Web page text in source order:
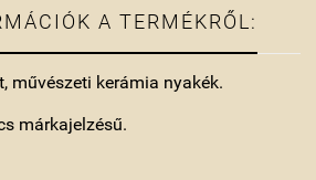
A TERMÉKRŐL:
művészeti kerámia nyakék.
márkajelzésű.